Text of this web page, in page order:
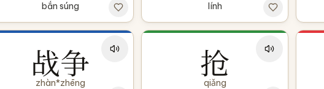
bắn súng
lính
战争
zhàn*zhēng
抢
qiǎng